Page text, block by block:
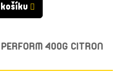
400G CITRON